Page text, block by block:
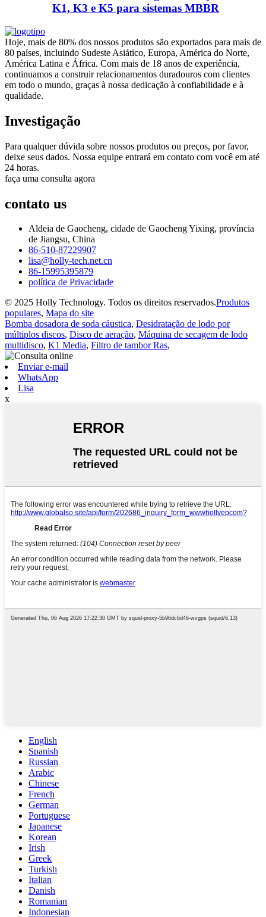
K1, K3 e K5 para sistemas MBBR
Hoje, mais de 80% dos nossos produtos são exportados para mais de
80 países, incluindo Sudeste Asiático, Europa, América do Norte,
América Latina e África. Com mais de 18 anos de experiência,
continuamos a construir relacionamentos duradouros com clientes
em todo o mundo, graças à nossa dedicação à confiabilidade e à
qualidade.
Investigação
Para qualquer dúvida sobre nossos produtos ou preços, por favor,
deixe seus dados. Nossa equipe entrará em contato com você em até
24 horas.
faça uma consulta agora
contato us
Aldeia de Gaocheng, cidade de Gaocheng Yixing, província
de Jiangsu, China
86-510-87229907
lisa@holly-tech.net.cn
86-15995395879
política de Privacidade
© 2025 Holly Technology. Todos os direitos reservados.Produtos
populares, Mapa do site
Bomba dosadora de soda cáustica, Desidratação de lodo por
múltiplos discos, Disco de aeração, Máquina de secagem de lodo
multidisco, K1 Media, Filtro de tambor Ras,
Enviar e-mail
WhatsApp
Lisa
x
English
Spanish
Russian
Arabic
Chinese
French
German
Portuguese
Japanese
Korean
Irish
Greek
Turkish
Italian
Danish
Romanian
Indonesian